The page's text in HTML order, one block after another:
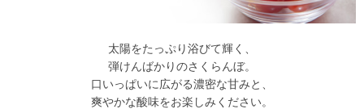
太陽をたっぷり浴びて輝く、
弾けんばかりのさくらんぼ。
口いっぱいに広がる濃密な甘みと、
爽やかな酸味をお楽しみください。